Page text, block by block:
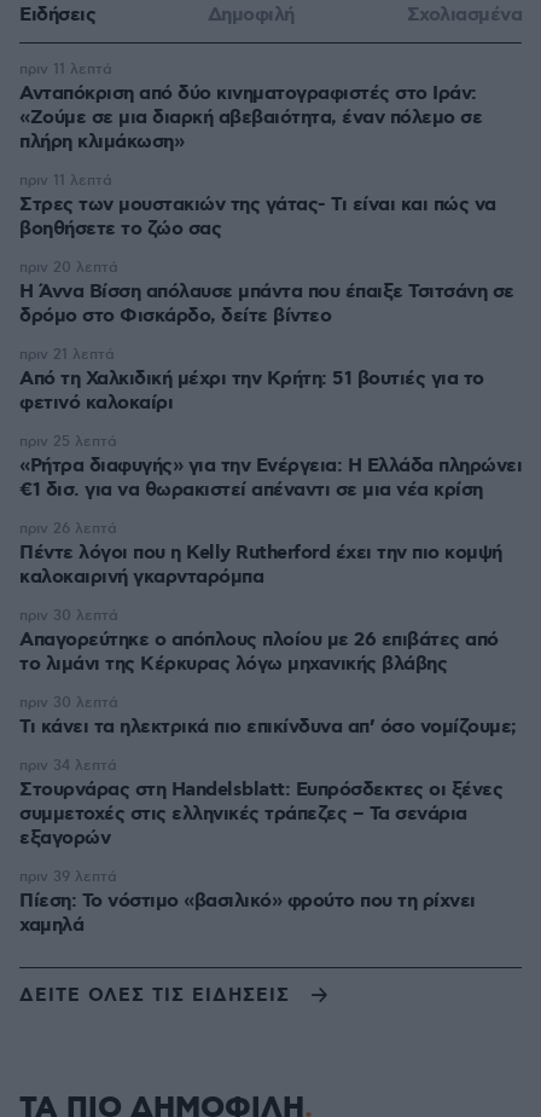
Ειδήσεις Δημοφιλή Σχολιασμένα
Ανταπόκριση από δύο κινηματογραφιστές στο Ιράν:
«Ζούμε σε μια διαρκή αβεβαιότητα, έναν πόλεμο σε
πλήρη κλιμάκωση»
πριν 11 λεπτά
Στρες των μουστακιών της γάτας- Τι είναι και πώς να
βοηθήσετε το ζώο σας
πριν 11 λεπτά
Η Άννα Βίσση απόλαυσε μπάντα που έπαιξε Τσιτσάνη σε
δρόμο στο Φισκάρδο, δείτε βίντεο
πριν 20 λεπτά
Από τη Χαλκιδική μέχρι την Κρήτη: 51 βουτιές για το
φετινό καλοκαίρι
πριν 21 λεπτά
«Ρήτρα διαφυγής» για την Ενέργεια: Η Ελλάδα πληρώνει
€1 δισ. για να θωρακιστεί απέναντι σε μια νέα κρίση
πριν 25 λεπτά
Πέντε λόγοι που η Kelly Rutherford έχει την πιο κομψή
καλοκαιρινή γκαρνταρόμπα
πριν 26 λεπτά
Απαγορεύτηκε ο απόπλους πλοίου με 26 επιβάτες από
το λιμάνι της Κέρκυρας λόγω μηχανικής βλάβης
πριν 30 λεπτά
Τι κάνει τα ηλεκτρικά πιο επικίνδυνα απ’ όσο νομίζουμε;
πριν 30 λεπτά
Στουρνάρας στη Handelsblatt: Ευπρόσδεκτες οι ξένες
συμμετοχές στις ελληνικές τράπεζες – Τα σενάρια
εξαγορών
πριν 34 λεπτά
Πίεση: Το νόστιμο «βασιλικό» φρούτο που τη ρίχνει
χαμηλά
πριν 39 λεπτά
ΔΕΙΤΕ ΟΛΕΣ ΤΙΣ ΕΙΔΗΣΕΙΣ
ΤΑ ΠΙΟ ΔΗΜΟΦΙΛΗ